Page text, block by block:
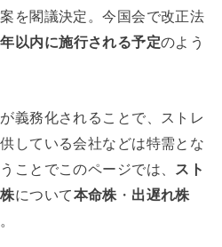
を閣議決定。今国会で改正法
以内に施行される予定のよう
義務化されることで、ストレ
している会社などは特需とな
ことでこのページでは、 スト
について本命株 ・ 出遅れ株